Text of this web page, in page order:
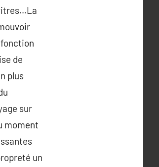
de
plus
sur
moment
un